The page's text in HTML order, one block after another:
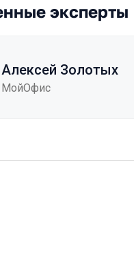
эксперты
Алексей Золотых
МойОфис